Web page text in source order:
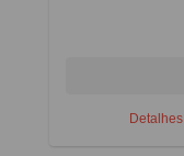
Detalhes